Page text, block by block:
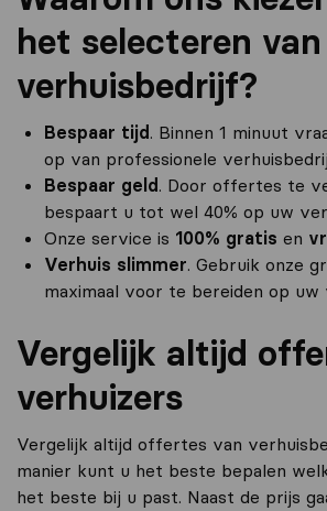
het selecteren van
verhuisbedrijf?
Bespaar tijd . Binnen 1 minuut
op van professionele
Bespaar geld . Door offertes te
bespaart u tot wel 40% op uw
Onze service is 100% gratis en
Verhuis slimmer. Gebruik onze
maximaal voor te bereiden op uw
Vergelijk altijd
verhuizers
Vergelijk altijd offertes van
manier kunt u het beste bepalen
het beste bij u past. Naast de prijs